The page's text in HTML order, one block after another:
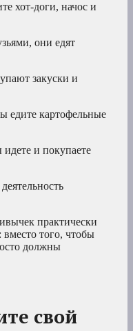
хот-доги, начос и
они едят
закуски и
едите картофельные
идете и покупаете
практически
того, чтобы
должны
свой